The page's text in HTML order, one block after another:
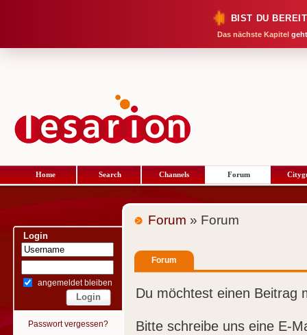
BIST DU
Das nächste Kapitel
Home Search Channels Forum
Login
angemeldet bleiben
Passwort vergessen?
Forum » Forum
Forum
Du möchtest einen Beitrag
Bitte schreibe uns eine E-